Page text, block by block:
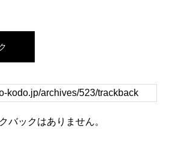
バックはありません。